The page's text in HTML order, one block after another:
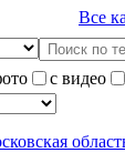
Все
с видео